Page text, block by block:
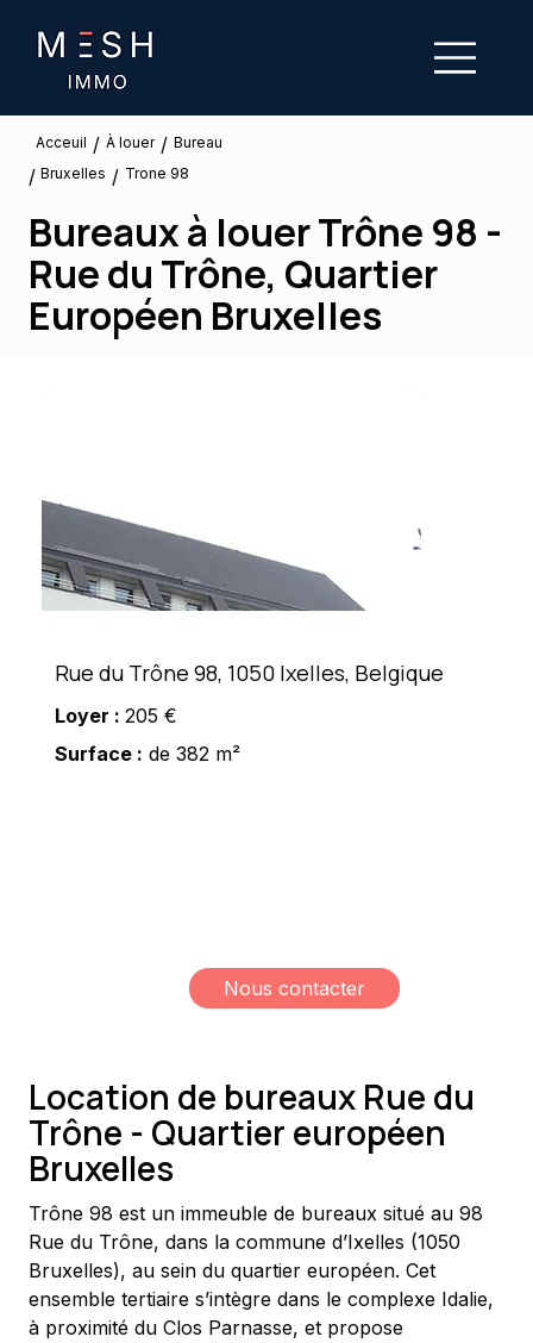
Acceuil / À louer / Bureau
/ Bruxelles / Trone 98
Bureaux à louer Trône 98 -
Rue du Trône, Quartier
Européen Bruxelles
Rue du Trône 98, 1050 Ixelles, Belgique
Loyer : 205 €
Surface : de 382 m²
Nous contacter
Location de bureaux Rue du
Trône - Quartier européen
Bruxelles
Trône 98 est un immeuble de bureaux situé au 98
Rue du Trône, dans la commune d’Ixelles (1050
Bruxelles), au sein du quartier européen. Cet
ensemble tertiaire s’intègre dans le complexe Idalie,
à proximité du Clos Parnasse, et propose